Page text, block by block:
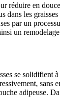
réduire en
dans les
par un
un
se solidifient
adipeuse.